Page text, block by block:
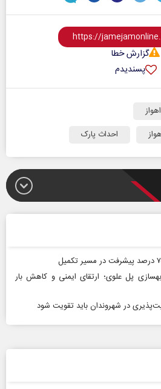
گزارش خطا
پسندیدم
احداث پارک
پل علوی؛ ارتقای ایمنی و کاهش بار
در شهروندان باید تقویت شود